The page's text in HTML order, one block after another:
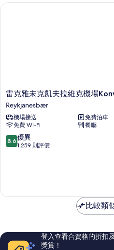
雷
克
雅
未
克
凱
夫
Konvin
雷克雅未克凱夫拉維克機場
Reykjanesbær
機場接送
免費泊車
免費 Wi-Fi
餐廳
8.6
分
優
評
價
8.6 優異
1,259 則評價
雷克雅未克凱夫拉維克機場Konvin
比較類
登入查看合資格的折扣
獎賞！